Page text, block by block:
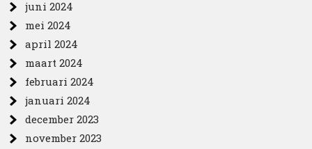
juni 2024
mei 2024
april 2024
maart 2024
februari 2024
januari 2024
december 2023
november 2023